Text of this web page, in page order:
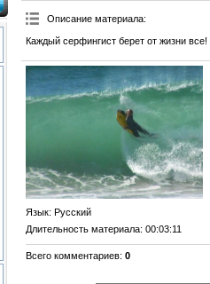
Описание материала:
Каждый серфингист берет от жизни все!
Язык: Русский
Длительность материала: 00:03:11
Всего комментариев: 0